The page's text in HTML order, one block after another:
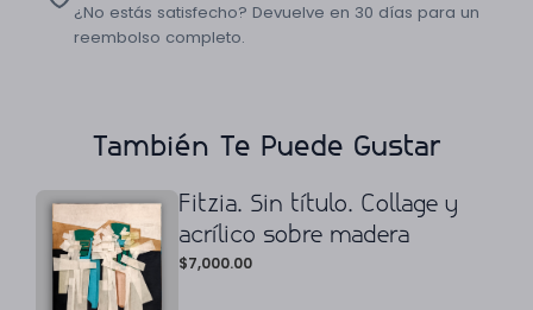
¿No estás satisfecho? Devuelve en 30 días para un
reembolso completo.
También Te Puede Gustar
Fitzia. Sin título. Collage y
acrílico sobre madera
$7,000.00